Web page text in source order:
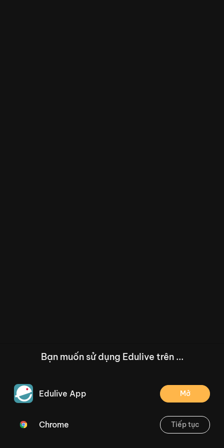
/--
Thoát
Bạn muốn sử dụng Edulive trên ...
Edulive App Mở
Chrome Tiếp tục